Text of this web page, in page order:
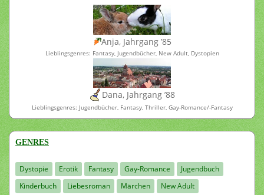
Anja, Jahrgang ’85
Lieblingsgenres: Fantasy, Jugendbücher, New Adult, Dystopien
Dana, Jahrgang ’88
Lieblingsgenres: Jugendbücher, Fantasy, Thriller, Gay-Romance/-Fantasy
GENRES
Dystopie Erotik Fantasy Gay-Romance
Jugendbuch
Kinderbuch
Liebesroman Märchen
New Adult